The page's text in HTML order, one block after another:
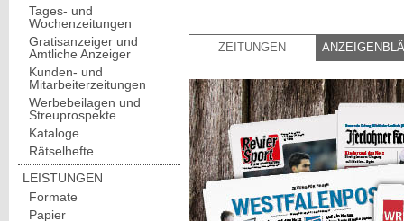
Tages- und
Wochenzeitungen
Gratisanzeiger und
Amtliche Anzeiger
Kunden- und
Mitarbeiterzeitungen
Werbebeilagen und
Streuprospekte
Kataloge
Rätselhefte
LEISTUNGEN
Formate
Papier
ZEITUNGEN